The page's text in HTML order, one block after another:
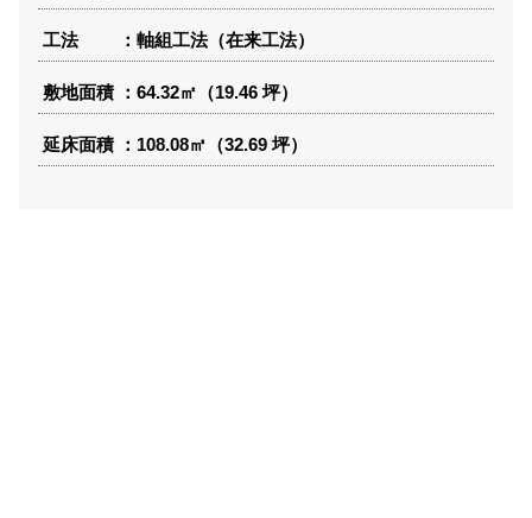
工法 軸組工法（在来工法）
敷地面積 64.32㎡（19.46 坪）
延床面積 108.08㎡（32.69 坪）